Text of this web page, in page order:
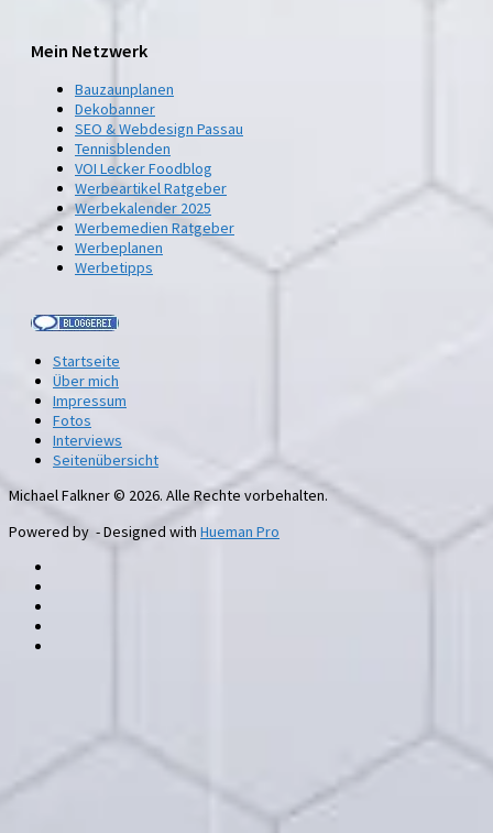
Mein Netzwerk
Bauzaunplanen
Dekobanner
SEO & Webdesign Passau
Tennisblenden
VOI Lecker Foodblog
Werbeartikel Ratgeber
Werbekalender 2025
Werbemedien Ratgeber
Werbeplanen
Werbetipps
Startseite
Über mich
Impressum
Fotos
Interviews
Seitenübersicht
Michael Falkner © 2026. Alle Rechte vorbehalten.
Powered by - Designed with Hueman Pro